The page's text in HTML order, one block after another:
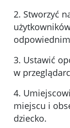
2. Stworzyć
3. Ustawić
w
4.
miejscu i
dziecko.